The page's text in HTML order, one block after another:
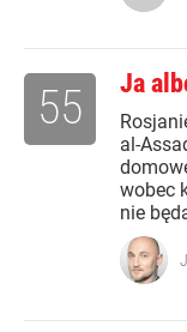
Ja
al-
wobec
nie
55